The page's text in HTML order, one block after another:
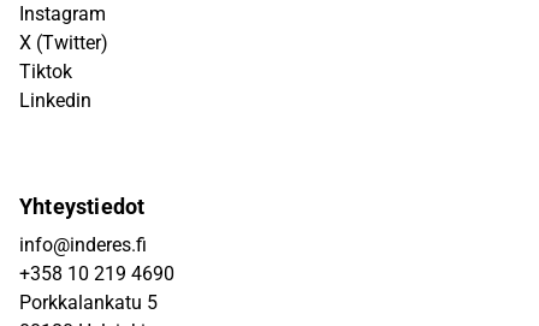
Instagram
X (Twitter)
Tiktok
Linkedin
Yhteystiedot
info@inderes.fi
+358 10 219 4690
Porkkalankatu 5